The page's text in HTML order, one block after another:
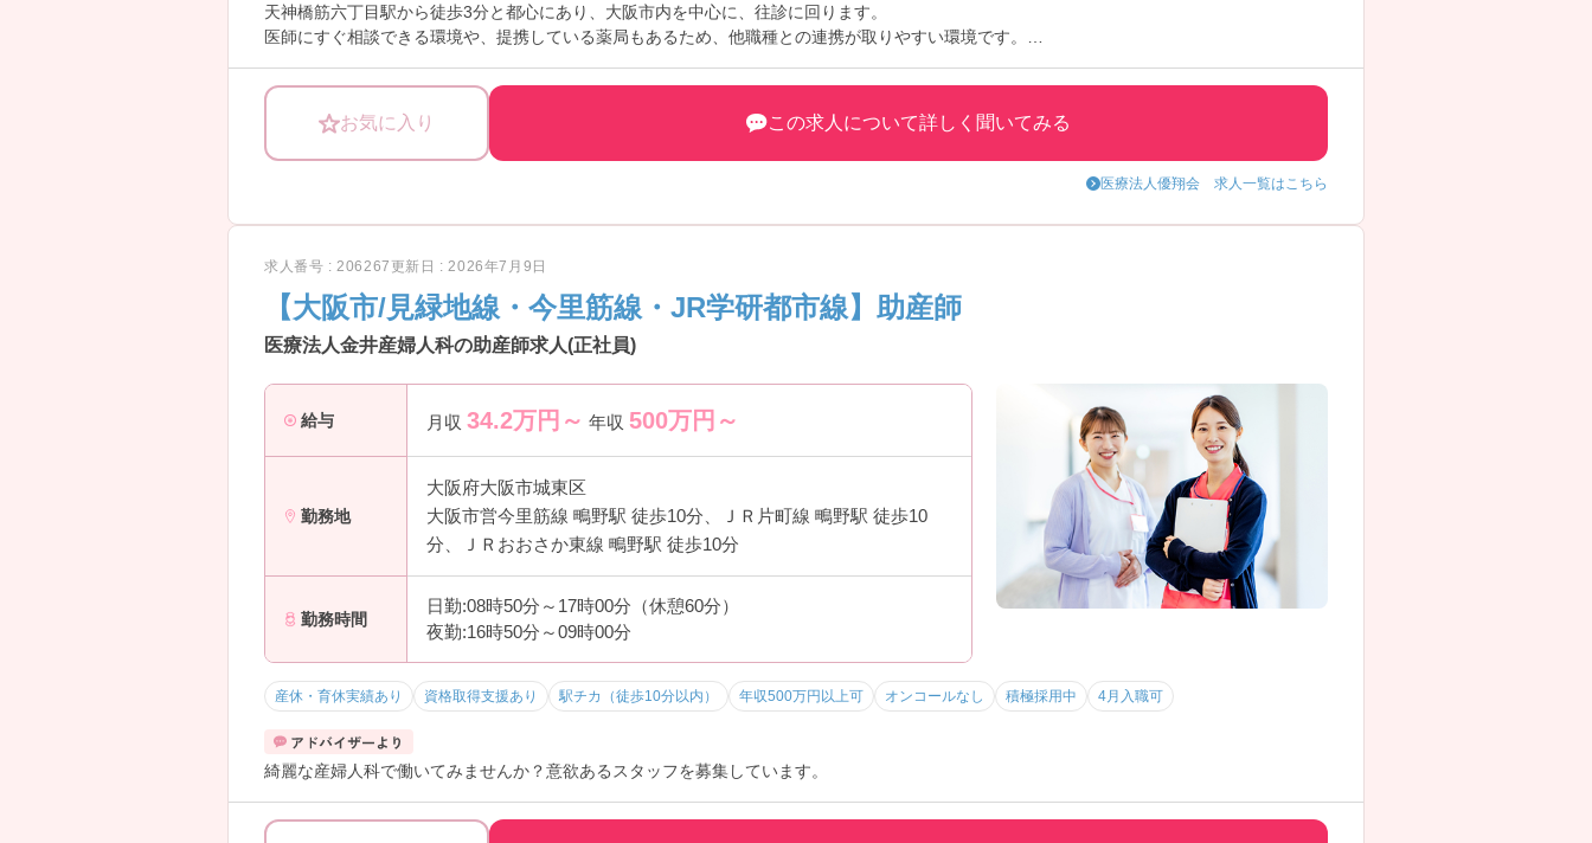
天神橋筋六丁目駅から徒歩3分と都心にあり、大阪市内を中心に、往診に回ります。
医師にすぐ相談できる環境や、提携している薬局もあるため、他職種との連携が取りやすい環境です。
ぜひ興味のある方はお問合せください！
お気に入り この求人について詳しく聞いてみる
医療法人優翔会 求人一覧はこちら
求人番号 : 206267更新日 : 2026年7月9日
【大阪市/見緑地線・今里筋線・JR学研都市線】助産師
医療法人金井産婦人科の助産師求人(正社員)
給与 月収 34.2万円～ 年収 500万円～
勤務地
大阪府大阪市城東区
大阪市営今里筋線 鴫野駅 徒歩10分、ＪＲ片町線 鴫野駅 徒歩10
分、ＪＲおおさか東線 鴫野駅 徒歩10分
勤務時間
日勤:08時50分～17時00分（休憩60分）
夜勤:16時50分～09時00分
産休・育休実績あり 資格取得支援あり 駅チカ（徒歩10分以内） 年収500万円以上可 オンコールなし 積極採用中 4月入職可
綺麗な産婦人科で働いてみませんか？意欲あるスタッフを募集しています。